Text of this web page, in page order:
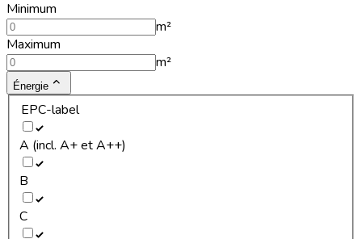
Minimum
m²
Maximum
m²
Énergie
EPC-label
A (incl. A+ et A++)
B
C